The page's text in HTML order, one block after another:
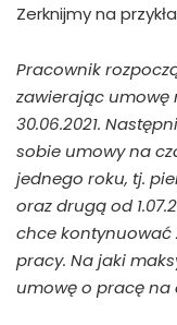
Zerknijmy na
Pracownik
zawierając umowę
30.06.2021.
sobie umowy na
jednego roku, tj.
oraz drugą od
chce kontynuować
pracy. Na jaki
umowę o pracę na